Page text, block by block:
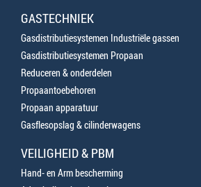
GASTECHNIEK
Gasdistributiesystemen Industriële gassen
Gasdistributiesystemen Propaan
Reduceren & onderdelen
Propaantoebehoren
Propaan apparatuur
Gasflesopslag & cilinderwagens
VEILIGHEID & PBM
Hand- en Arm bescherming